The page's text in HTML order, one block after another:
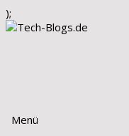
);
Menü